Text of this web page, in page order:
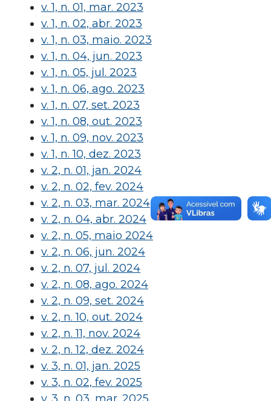
v. 1, n. 01, mar. 2023
v. 1, n. 02, abr. 2023
v. 1, n. 03, maio. 2023
v. 1, n. 04, jun. 2023
v. 1, n. 05, jul. 2023
v. 1, n. 06, ago. 2023
v. 1, n. 07, set. 2023
v. 1, n. 08, out. 2023
v. 1, n. 09, nov. 2023
v. 1, n. 10, dez. 2023
v. 2, n. 01, jan. 2024
v. 2, n. 02, fev. 2024
v. 2, n. 03, mar. 2024
v. 2, n. 04, abr. 2024
v. 2, n. 05, maio 2024
v. 2, n. 06, jun. 2024
v. 2, n. 07, jul. 2024
v. 2, n. 08, ago. 2024
v. 2, n. 09, set. 2024
v. 2, n. 10, out. 2024
v. 2, n. 11, nov. 2024
v. 2, n. 12, dez. 2024
v. 3, n. 01, jan. 2025
v. 3, n. 02, fev. 2025
v. 3, n. 03, mar. 2025